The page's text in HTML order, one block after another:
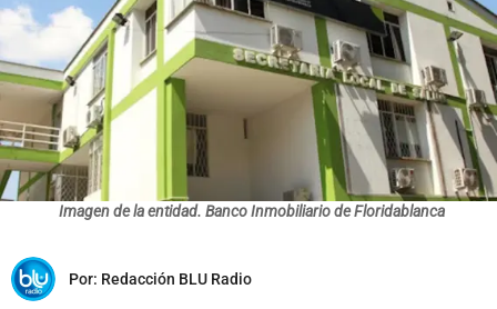
Imagen de la entidad. Banco Inmobiliario de Floridablanca
Por: Redacción BLU Radio